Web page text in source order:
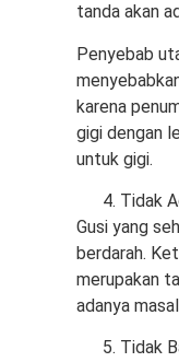
tanda akan
Penyebab
karena
gigi dengan
untuk gigi.
Tidak
Gusi yang
berdarah.
merupakan
adanya
Tidak